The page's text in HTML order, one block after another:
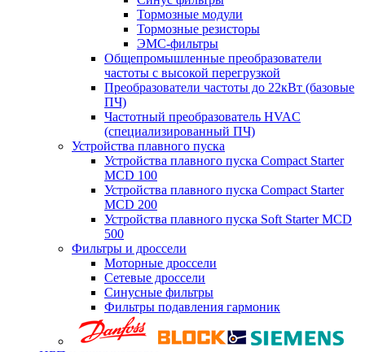
Тормозные модули
Тормозные резисторы
ЭМС-фильтры
Общепромышленные преобразователи
частоты с высокой перегрузкой
Преобразователи частоты до 22кВт (базовые
ПЧ)
Частотный преобразователь HVAC
(специализированный ПЧ)
Устройства плавного пуска
Устройства плавного пуска Compact Starter
MCD 100
Устройства плавного пуска Compact Starter
MCD 200
Устройства плавного пуска Soft Starter MCD
500
Фильтры и дроссели
Моторные дроссели
Сетевые дроссели
Синусные фильтры
Фильтры подавления гармоник